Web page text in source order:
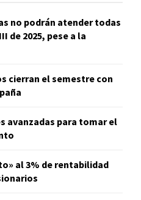
no podrán atender todas
de 2025, pese a la
cierran el semestre con
avanzadas para tomar el
al 3% de rentabilidad